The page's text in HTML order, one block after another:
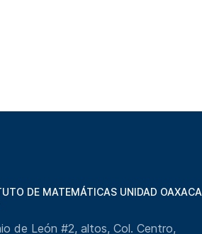
DE MATEMÁTICAS UNIDAD OAXACA
de León #2, altos, Col. Centro,